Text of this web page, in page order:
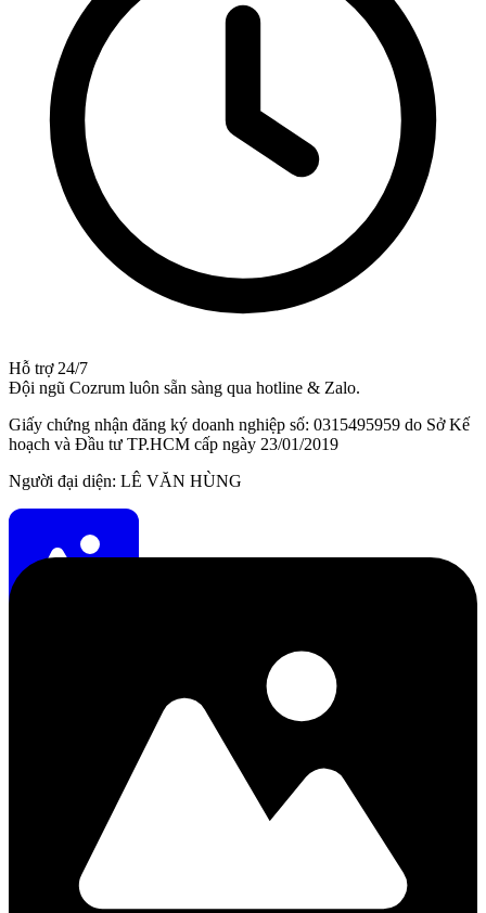
Hỗ trợ 24/7
Đội ngũ Cozrum luôn sẵn sàng qua hotline & Zalo.
Giấy chứng nhận đăng ký doanh nghiệp số: 0315495959 do Sở Kế
hoạch và Đầu tư TP.HCM cấp ngày 23/01/2019
Người đại diện: LÊ VĂN HÙNG